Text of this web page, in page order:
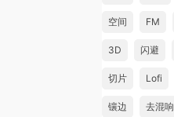
空间 FM
3D 闪避
切片 Lofi
镶边 去混响